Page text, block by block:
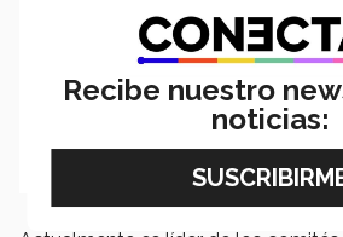
Recibe nuestro
noticias: